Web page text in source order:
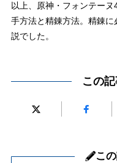
以上、原神・フォンテー
手方法と精錬方法。精錬
説でした。
この
こ